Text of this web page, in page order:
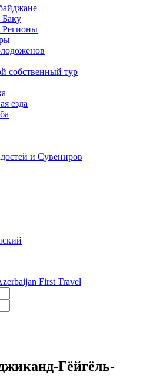
Регионы
собственный тур
езда
и Сувениров
Гёйгёль-